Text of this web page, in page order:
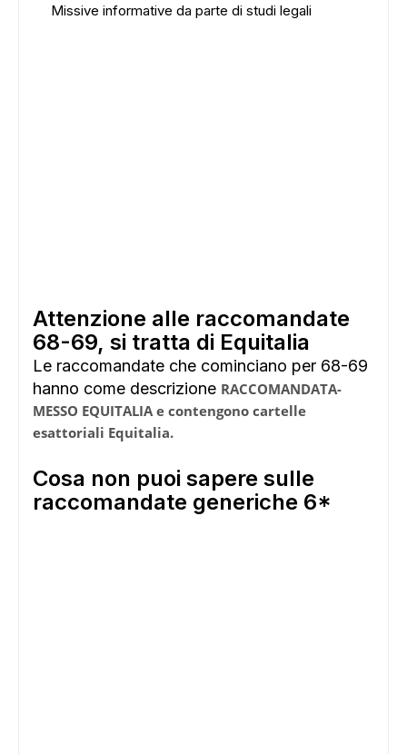
Missive informative da parte di studi legali
Attenzione alle raccomandate
68-69, si tratta di Equitalia
Le raccomandate che cominciano per 68-69
hanno come descrizione RACCOMANDATA-
MESSO EQUITALIA e contengono cartelle
esattoriali Equitalia.
Cosa non puoi sapere sulle
raccomandate generiche 6*